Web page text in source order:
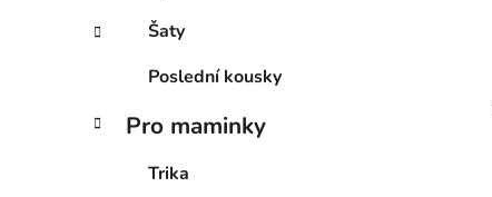
Šaty
Poslední kousky
Pro maminky
Trika